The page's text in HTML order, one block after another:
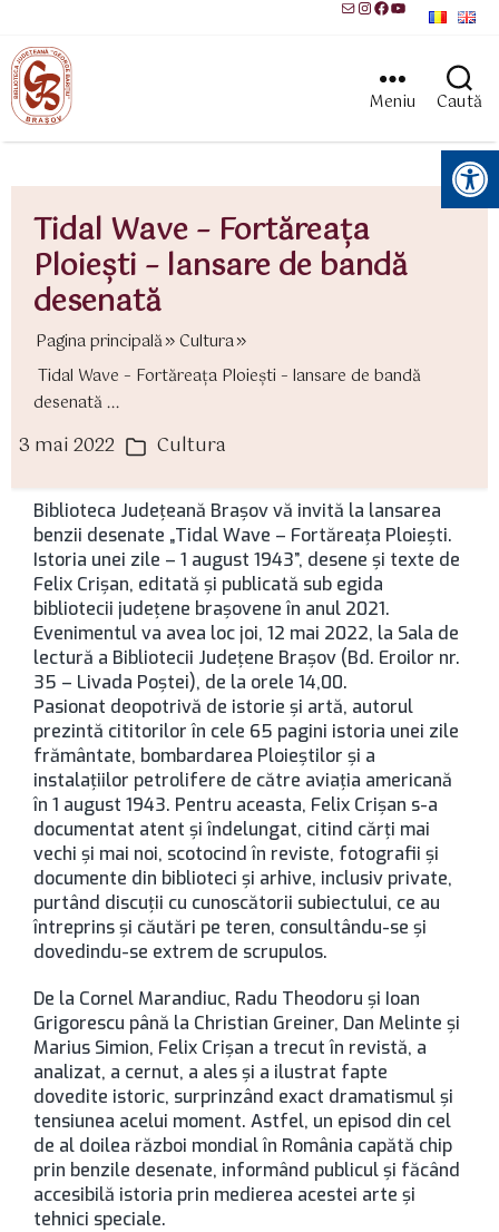
MailInstagram
Facebook
YouTube
Meniu Caută
Instrumente pentru accesibilitate
Tidal Wave – Fortăreaţa
Ploieşti – lansare de bandă
desenată
Pagina principală
Cultura
Tidal Wave – Fortăreaţa Ploieşti – lansare de bandă
desenată ...
3 mai 2022 Categorii
Cultura
Biblioteca Judeţeană Braşov vă invită la lansarea
benzii desenate „Tidal Wave – Fortăreaţa Ploieşti.
Istoria unei zile – 1 august 1943”, desene şi texte de
Felix Crişan, editată şi publicată sub egida
bibliotecii judeţene braşovene în anul 2021.
Evenimentul va avea loc joi, 12 mai 2022, la Sala de
lectură a Bibliotecii Judeţene Braşov (Bd. Eroilor nr.
35 – Livada Poştei), de la orele 14,00.
Pasionat deopotrivă de istorie şi artă, autorul
prezintă cititorilor în cele 65 pagini istoria unei zile
frământate, bombardarea Ploieştilor şi a
instalaţiilor petrolifere de către aviaţia americană
în 1 august 1943. Pentru aceasta, Felix Crişan s-a
documentat atent şi îndelungat, citind cărţi mai
vechi şi mai noi, scotocind în reviste, fotografii şi
documente din biblioteci şi arhive, inclusiv private,
purtând discuţii cu cunoscătorii subiectului, ce au
întreprins şi căutări pe teren, consultându-se şi
dovedindu-se extrem de scrupulos.
De la Cornel Marandiuc, Radu Theodoru şi Ioan
Grigorescu până la Christian Greiner, Dan Melinte şi
Marius Simion, Felix Crişan a trecut în revistă, a
analizat, a cernut, a ales şi a ilustrat fapte
dovedite istoric, surprinzând exact dramatismul şi
tensiunea acelui moment. Astfel, un episod din cel
de al doilea război mondial în România capătă chip
prin benzile desenate, informând publicul şi făcând
accesibilă istoria prin medierea acestei arte şi
tehnici speciale.